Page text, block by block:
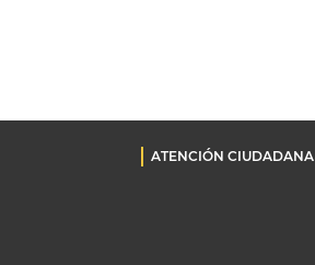
ATENCIÓN CIUDADANA